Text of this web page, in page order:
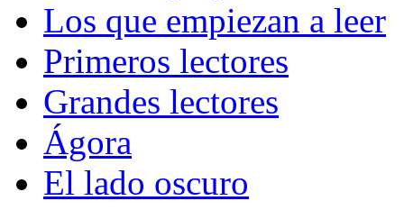
Los que empiezan a leer
Primeros lectores
Grandes lectores
Ágora
El lado oscuro